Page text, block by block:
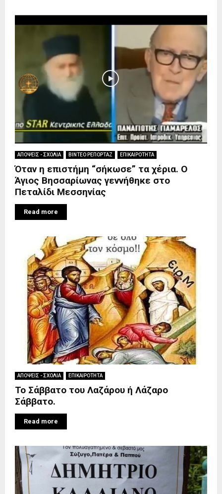
ΑΠΟΨΕΙΣ - ΣΧΟΛΙΑ ΒΙΝΤΕΟ ΡΕΠΟΡΤΑΖ ΕΠΙΚΑΙΡΟΤΗΤΑ
Όταν η επιστήμη “σήκωσε” τα χέρια. Ο
Άγιος Βησσαρίωνας γεννήθηκε στο
Πεταλίδι Μεσσηνίας
Read more
ΑΠΟΨΕΙΣ - ΣΧΟΛΙΑ ΕΠΙΚΑΙΡΟΤΗΤΑ
Το Σάββατο του Λαζάρου ή Λάζαρο
Σάββατο.
Read more